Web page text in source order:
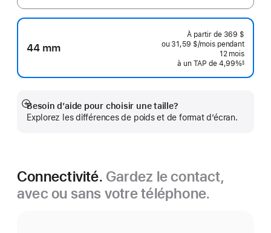
44 mm
À partir de 369 $
ou 31,59 $/mois par
mois
pendant
12 mois
à un TAP de 4,99%§
Besoin d’aide pour choisir une taille?
Explorez les différences de poids et de format d’écran.
En
montrer
Connectivité. Gardez le contact,
avec ou sans votre téléphone.